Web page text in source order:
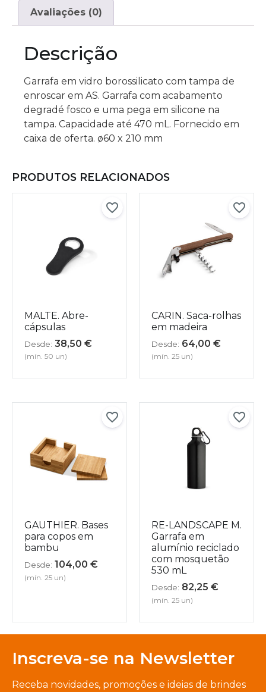
Avaliações (0)
Descrição
Garrafa em vidro borossilicato com tampa de
enroscar em AS. Garrafa com acabamento
degradé fosco e uma pega em silicone na
tampa. Capacidade até 470 mL. Fornecido em
caixa de oferta. ø60 x 210 mm
PRODUTOS RELACIONADOS
MALTE. Abre-
cápsulas
Desde: 38,50 €
(mín. 50 un)
CARIN. Saca-rolhas
em madeira
Desde: 64,00 €
(mín. 25 un)
GAUTHIER. Bases
para copos em
bambu
Desde: 104,00 €
(mín. 25 un)
RE-LANDSCAPE M.
Garrafa em
alumínio reciclado
com mosquetão
530 mL
Desde: 82,25 €
(mín. 25 un)
Inscreva-se na Newsletter
Receba novidades, promoções e ideias de brindes